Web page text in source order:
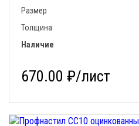
Размер
Толщина
Наличие
670.00 ₽/лист